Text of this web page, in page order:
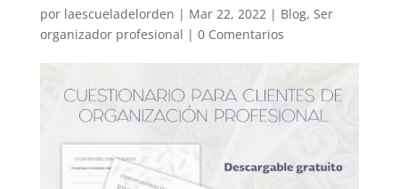
por laescueladelorden | Mar 22, 2022| Blog, Ser
organizador profesional | 0 Comentarios